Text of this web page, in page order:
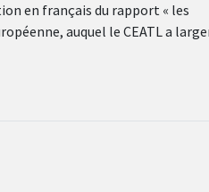
en français du rapport « les
auquel le CEATL a